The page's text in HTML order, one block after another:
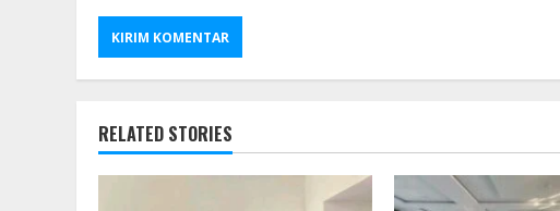
RELATED STORIES